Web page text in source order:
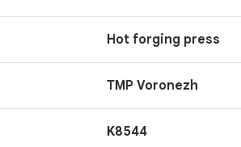
Hot forging press
TMP Voronezh
K8544